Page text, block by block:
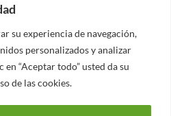
su experiencia de navegación,
personalizados y analizar
“Aceptar todo” usted da su
de las cookies.
su experiencia de navegación,
personalizados y analizar
“Aceptar todo” usted da su
de las cookies.
-Política de Privacidad|Aviso